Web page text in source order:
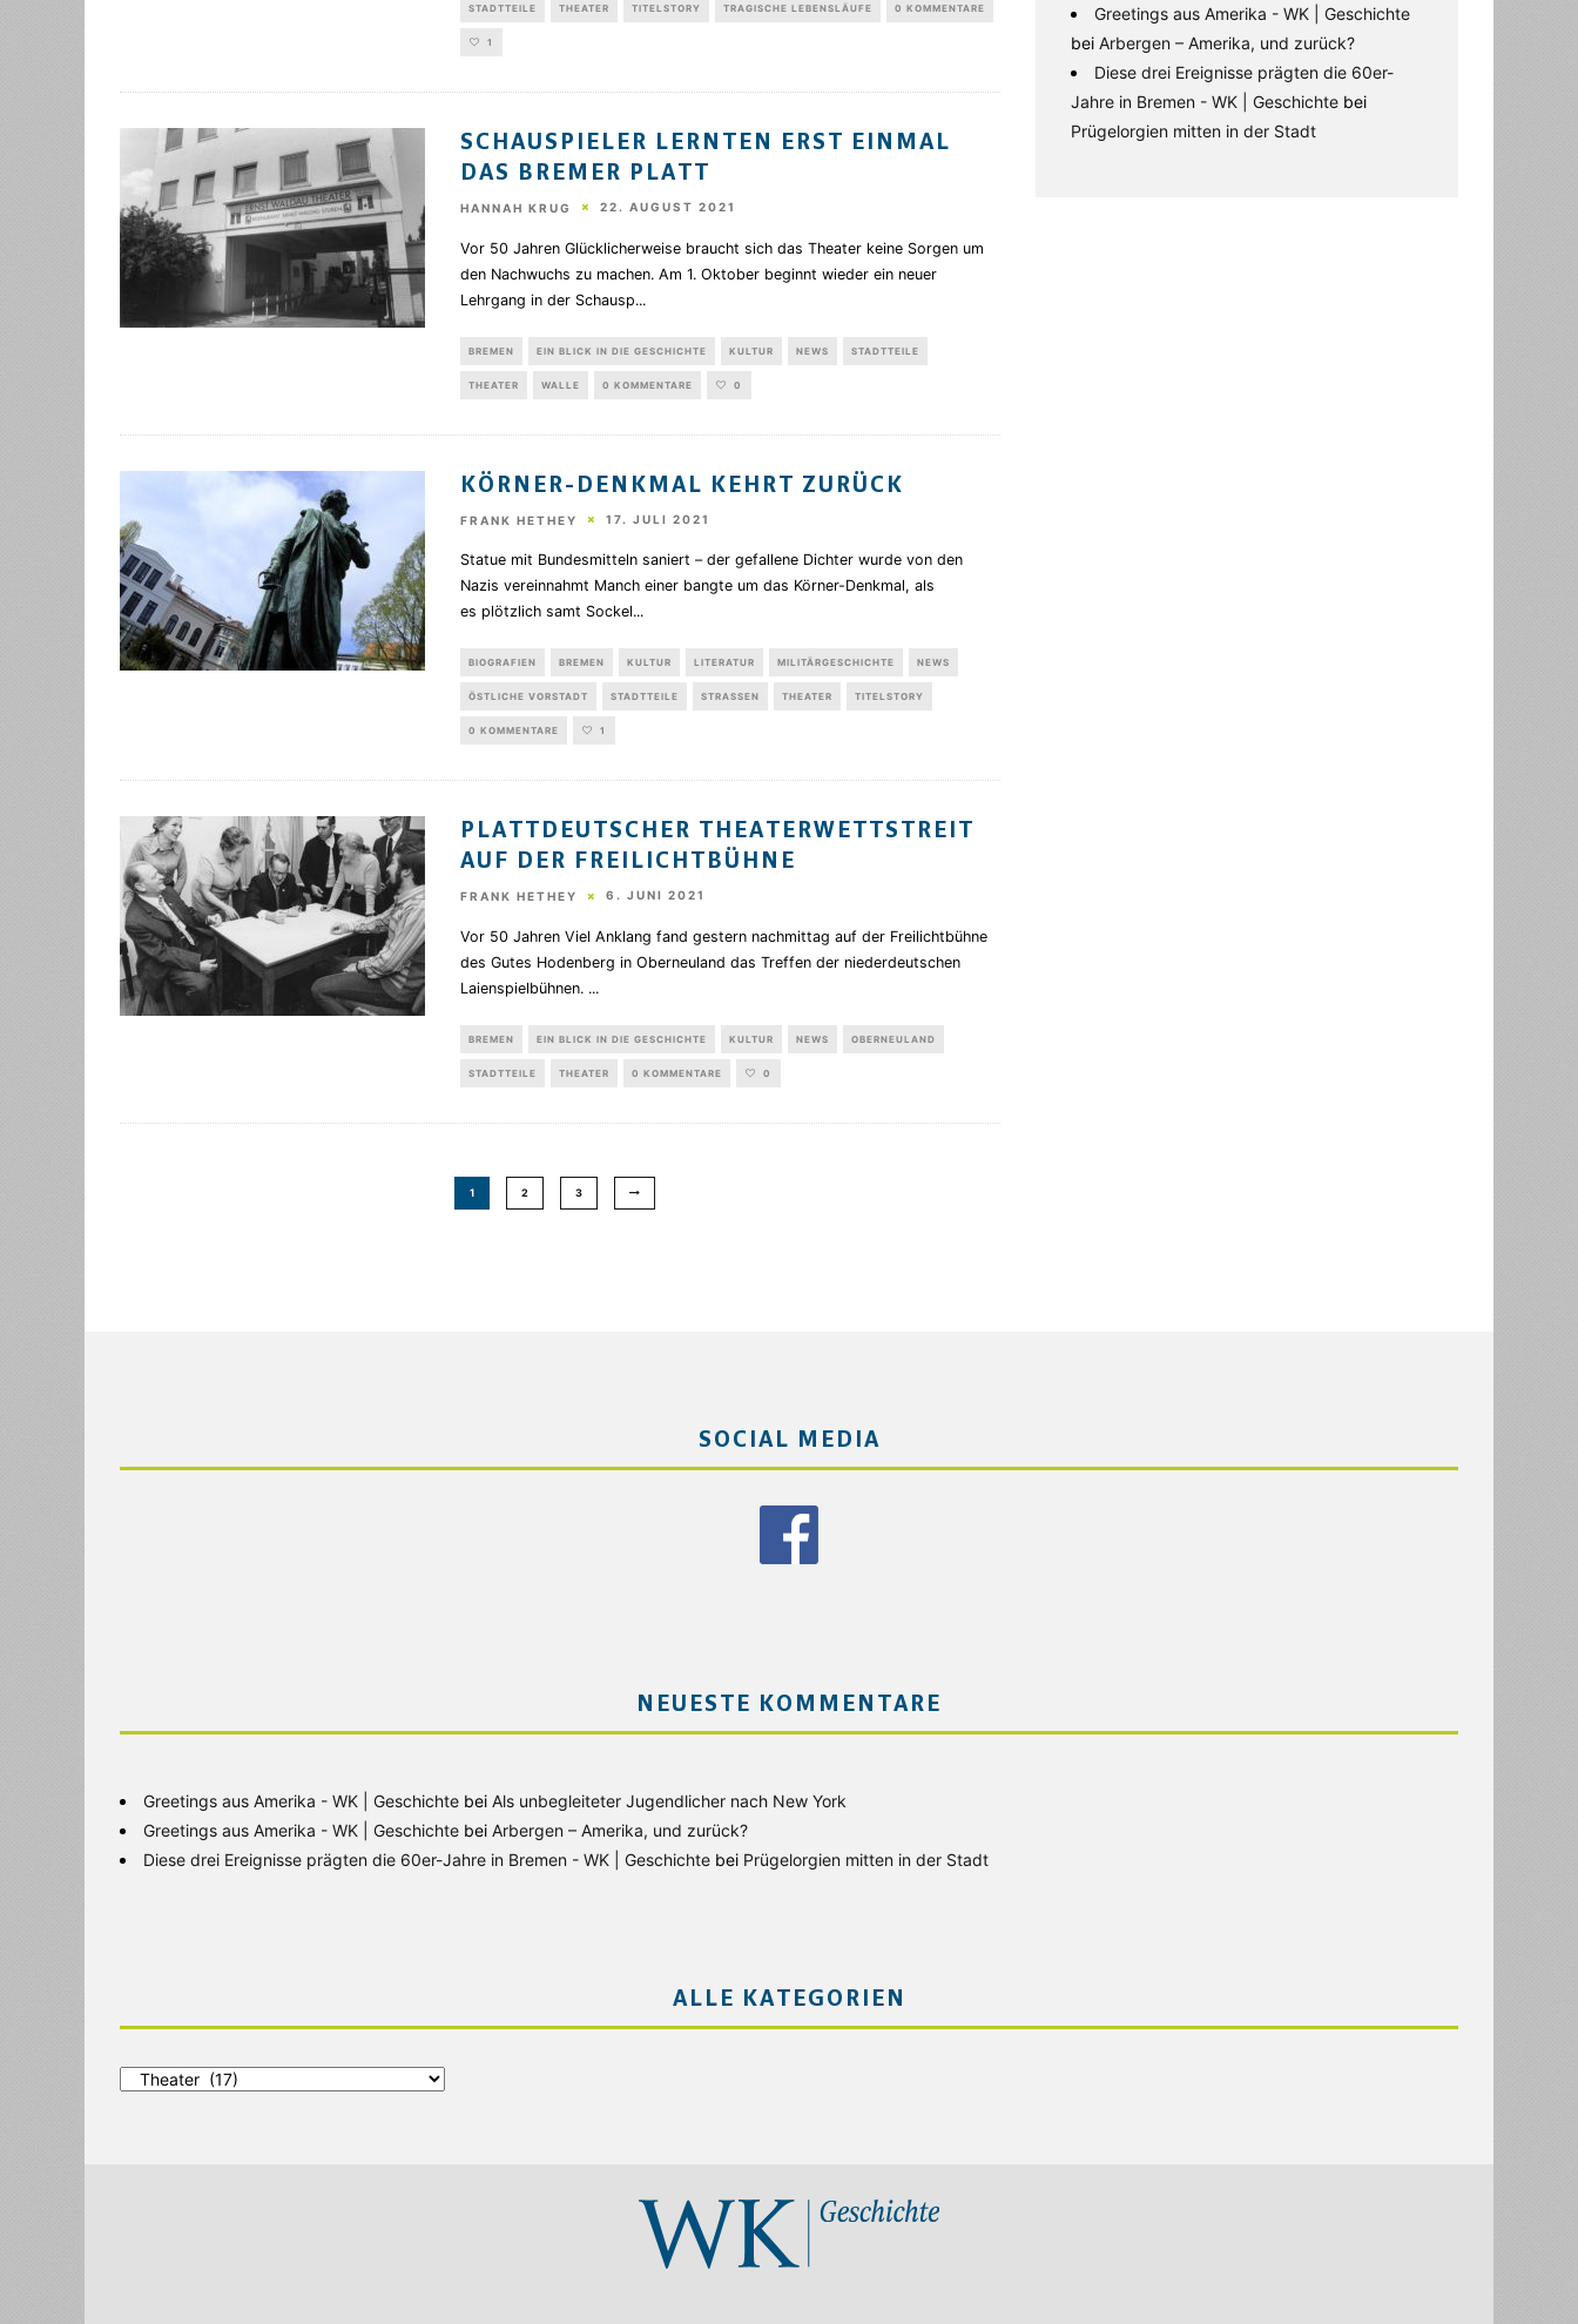
STADTTEILE THEATER TITELSTORY TRAGISCHE LEBENSLÄUFE 0 KOMMENTARE
1
SCHAUSPIELER LERNTEN ERST EINMAL
DAS BREMER PLATT
HANNAH KRUG 22. AUGUST 2021
Vor 50 Jahren Glücklicherweise braucht sich das Theater keine Sorgen um
den Nachwuchs zu machen. Am 1. Oktober beginnt wieder ein neuer
Lehrgang in der Schausp...
BREMEN EIN BLICK IN DIE GESCHICHTE KULTUR NEWS STADTTEILE
THEATER WALLE 0 KOMMENTARE 0
KÖRNER-DENKMAL KEHRT ZURÜCK
FRANK HETHEY 17. JULI 2021
Statue mit Bundesmitteln saniert – der gefallene Dichter wurde von den
Nazis vereinnahmt Manch einer bangte um das Körner-Denkmal, als
es plötzlich samt Sockel...
BIOGRAFIEN BREMEN KULTUR LITERATUR MILITÄRGESCHICHTE NEWS
ÖSTLICHE VORSTADT STADTTEILE STRASSEN THEATER TITELSTORY
0 KOMMENTARE 1
PLATTDEUTSCHER THEATERWETTSTREIT
AUF DER FREILICHTBÜHNE
FRANK HETHEY 6. JUNI 2021
Vor 50 Jahren Viel Anklang fand gestern nachmittag auf der Freilichtbühne
des Gutes Hodenberg in Oberneuland das Treffen der niederdeutschen
Laienspielbühnen. ...
BREMEN EIN BLICK IN DIE GESCHICHTE KULTUR NEWS OBERNEULAND
STADTTEILE THEATER 0 KOMMENTARE 0
1 2 3
Greetings aus Amerika - WK | Geschichte
bei Arbergen – Amerika, und zurück?
Diese drei Ereignisse prägten die 60er-
Jahre in Bremen - WK | Geschichte bei
Prügelorgien mitten in der Stadt
SOCIAL MEDIA
NEUESTE KOMMENTARE
Greetings aus Amerika - WK | Geschichte bei Als unbegleiteter Jugendlicher nach New York
Greetings aus Amerika - WK | Geschichte bei Arbergen – Amerika, und zurück?
Diese drei Ereignisse prägten die 60er-Jahre in Bremen - WK | Geschichte bei Prügelorgien mitten in der Stadt
ALLE KATEGORIEN
Alle